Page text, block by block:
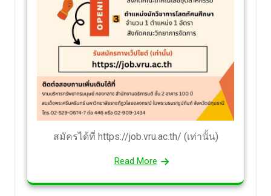
สมัครได้ที่ https://job.vru.ac.th/ (เท่านั้น)
Read More